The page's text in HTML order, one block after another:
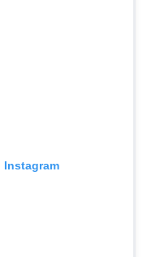
Instagram